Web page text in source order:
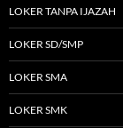
LOKER TANPA IJAZAH
LOKER SD/SMP
LOKER SMA
LOKER SMK